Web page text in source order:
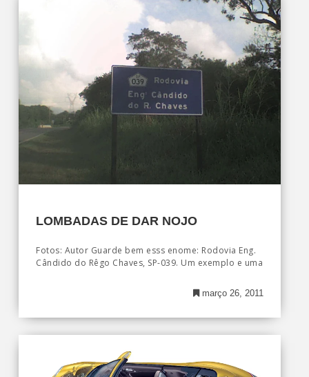
LOMBADAS DE DAR NOJO
Fotos: Autor Guarde bem esss enome: Rodovia Eng.
Cândido do Rêgo Chaves, SP-039. Um exemplo e uma
março 26, 2011